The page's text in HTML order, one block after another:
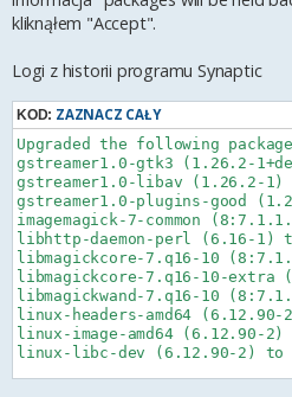
kliknąłem "Accept".
Logi z historii programu Synaptic
KOD: ZAZNACZ CAŁY
Upgraded the following
gstreamer1.0-gtk3 (1.26.2-
gstreamer1.0-libav (1.26.2-1)
gstreamer1.0-plugins-good
imagemagick-7-common
libhttp-daemon-perl (6.16-1)
libmagickcore-7.q16-10
libmagickcore-7.q16-10-extra
libmagickwand-7.q16-10
linux-headers-amd64
linux-image-amd64 (6.12.90-
linux-libc-dev (6.12.90-2) to